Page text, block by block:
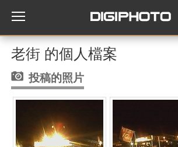
老街 的個人檔案
投稿的照片